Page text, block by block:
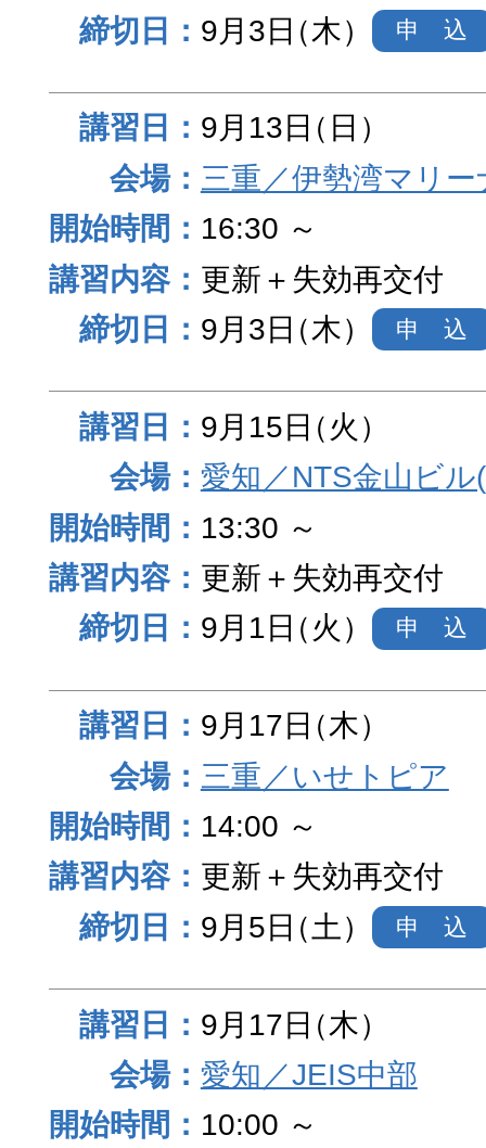
9月3日（木） 申 込
9月13日（日）
三重／伊勢湾マリー
16:30 ～
更新＋失効再交付
9月3日（木） 申 込
9月15日（火）
愛知／NTS金山ビ
13:30 ～
更新＋失効再交付
9月1日（火） 申 込
9月17日（木）
三重／いせトピア
14:00 ～
更新＋失効再交付
9月5日（土） 申 込
9月17日（木）
愛知／JEIS中部
10:00 ～